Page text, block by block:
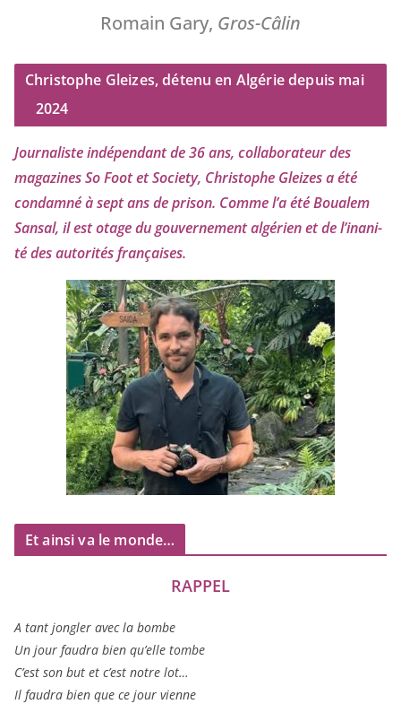
Romain Gary, Gros-Câlin
Christophe Gleizes, détenu en Algérie depuis mai
2024
Journaliste indé­pen­dant de36ans, col­la­bo­ra­teur des
maga­zines So Foot et Society, Christophe Gleizesa été
condam­né à sept ans de pri­son. Comme l’a été Boualem
Sansal, il est otage du gou­ver­ne­ment algé­rien et de l’i­na­ni­
té des auto­ri­tés françaises.
Et ainsi va le monde…
RAPPEL
A tant jon­gler avec la bombe
Un jour fau­dra bien qu’elle tombe
C’est son but et c’est notre lot…
Il fau­dra bien que ce jour vienne